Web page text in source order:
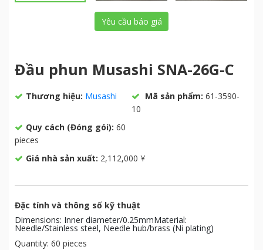
Yêu cầu báo giá
Đầu phun Musashi SNA-26G-C
Thương hiệu: Musashi Mã sản phẩm: 61-3590-
10
Quy cách (Đóng gói): 60
pieces
Giá nhà sản xuất: 2,112,000 ¥
Đặc tính và thông số kỹ thuật
Dimensions: Inner diameter/0.25mmMaterial:
Needle/Stainless steel, Needle hub/brass (Ni plating)
Quantity: 60 pieces